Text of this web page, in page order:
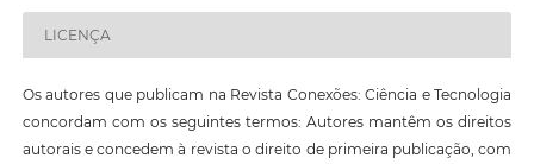
LICENÇA
Os autores que publicam na Revista Conexões: Ciência e Tecnologia
concordam com os seguintes termos: Autores mantêm os direitos
autorais e concedem à revista o direito de primeira publicação, com